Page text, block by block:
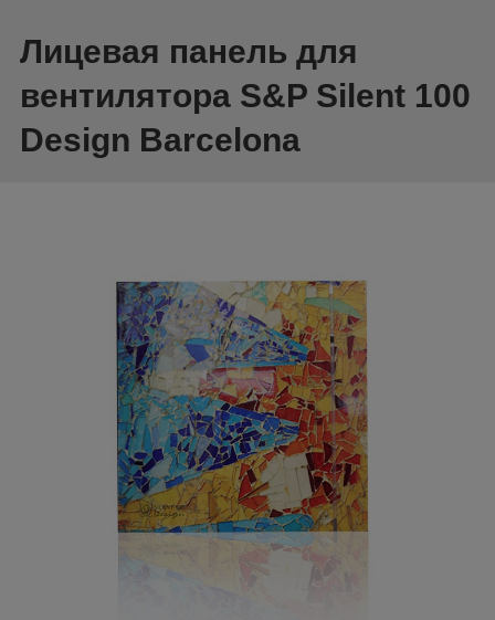
Лицевая панель для
вентилятора S&P Silent 100
Design Barcelona